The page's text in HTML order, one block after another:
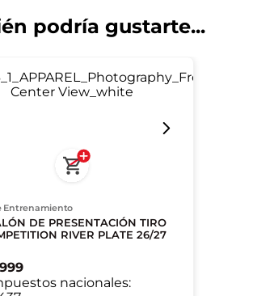
podría gustarte...
Entrenamiento
DE PRESENTACIÓN TIRO
RIVER PLATE 26/27
999
nacionales: